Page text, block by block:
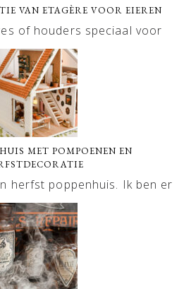
VAN ETAGÈRE VOOR EIEREN
of houders speciaal voor
MET POMPOENEN EN
herfst poppenhuis. Ik ben er